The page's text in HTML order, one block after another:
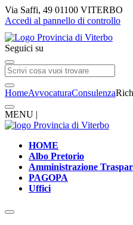
Via Saffi, 49 01100
Accedi al pannello di controllo
Seguici su
HomeAvvocaturaConsulenza
MENU |
HOME
Albo Pretorio
Amministrazione
PAGOPA
Uffici